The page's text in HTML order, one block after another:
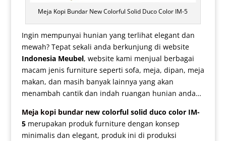
Meja Kopi Bundar New Colorful Solid Duco Color IM-5
Ingin mempunyai hunian yang terlihat elegant dan
mewah? Tepat sekali anda berkunjung di website
Indonesia Meubel, website kami menjual berbagai
macam jenis furniture seperti sofa, meja, dipan, meja
makan, dan masih banyak lainnya yang akan
menambah cantik dan indah ruangan hunian anda…
Meja kopi bundarnew colorful solid duco color IM-
5merupakan produk furniture dengan konsep
minimalis dan elegant, produk ini di produksi